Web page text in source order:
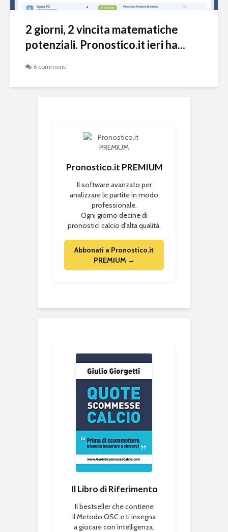
2 giorni, 2 vincita matematiche
potenziali. Pronostico.it ieri ha...
6 commenti
Pronostico.it PREMIUM
Il software avanzato per
analizzare le partite in modo
professionale.
Ogni giorno decine di
pronostici calcio d'alta qualità.
Abbonati a Pronostico.it
PREMIUM →
Il Libro di Riferimento
Il bestseller che contiene
il Metodo QSC e ti insegna
a giocare con intelligenza.